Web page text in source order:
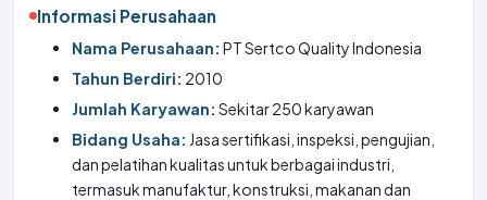
Informasi Perusahaan
Nama Perusahaan: PT Sertco Quality Indonesia
Tahun Berdiri: 2010
Jumlah Karyawan: Sekitar 250 karyawan
Bidang Usaha: Jasa sertifikasi, inspeksi, pengujian,
dan pelatihan kualitas untuk berbagai industri,
termasuk manufaktur, konstruksi, makanan dan